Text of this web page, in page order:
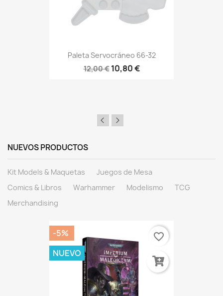
Paleta Servocráneo 66-32
12,00 € 10,80 €
NUEVOS PRODUCTOS
Kit Models & Maquetas
Juegos de Mesa
Comics & Libros
Warhammer Modelismo
TCG
Merchandising
-5%
NUEVO
favorite_border